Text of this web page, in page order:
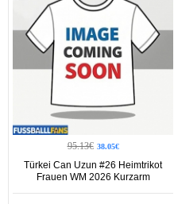
95.13€ 38.05€
Türkei Can Uzun #26 Heimtrikot
Frauen WM 2026 Kurzarm